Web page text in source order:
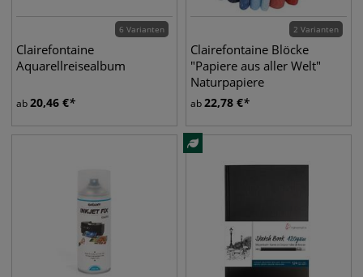
6 Varianten
Clairefontaine
Aquarellreisealbum
ab20,46 €
2 Varianten
Clairefontaine Blöcke
"Papiere aus aller Welt"
Naturpapiere
ab22,78 €